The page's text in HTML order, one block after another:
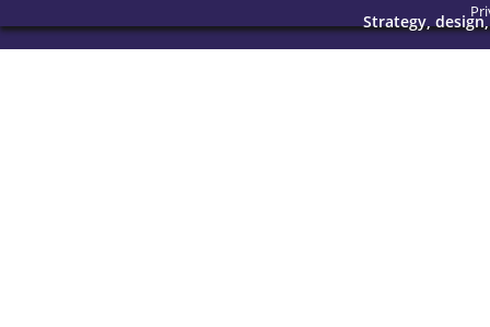
Strategy,